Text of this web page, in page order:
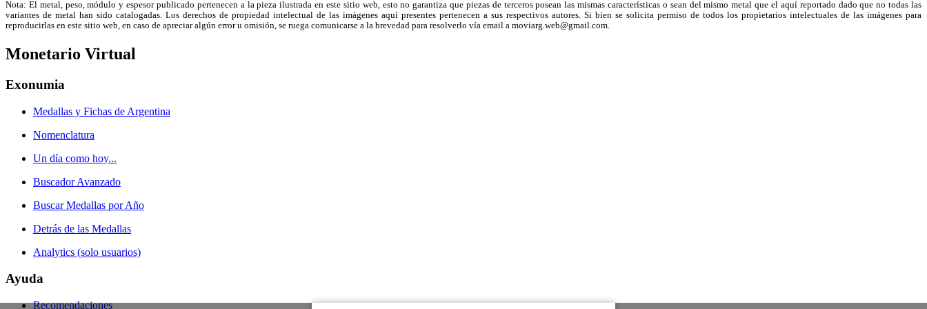
Nota: El metal, peso, módulo y espesor publicado pertenecen a la pieza ilustrada en este sitio web, esto no garantiza que piezas de terceros posean las mismas características o sean del mismo metal que el aquí reportado dado que no todas las
variantes de metal han sido catalogadas. Los derechos de propiedad intelectual de las imágenes aquí presentes pertenecen a sus respectivos autores. Si bien se solicita permiso de todos los propietarios intelectuales de las imágenes para
reproducirlas en este sitio web, en caso de apreciar algún error u omisión, se ruega comunicarse a la brevedad para resolverlo vía email a moviarg.web@gmail.com.
Monetario Virtual
Exonumia
Medallas y Fichas de Argentina
Nomenclatura
Un día como hoy...
Buscador Avanzado
Buscar Medallas por Año
Detrás de las Medallas
Analytics (solo usuarios)
Ayuda
Recomendaciones